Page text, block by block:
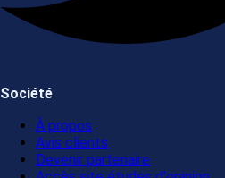
Société
À propos
Avis clients
Devenir partenaire